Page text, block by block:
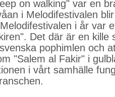
on walking" var en
i Melodifestivalen
i år var
Det där är en kille
pophimlen och
"Salem al Fakir" i
i vårt samhälle